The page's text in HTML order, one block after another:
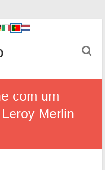
com um
Merlin